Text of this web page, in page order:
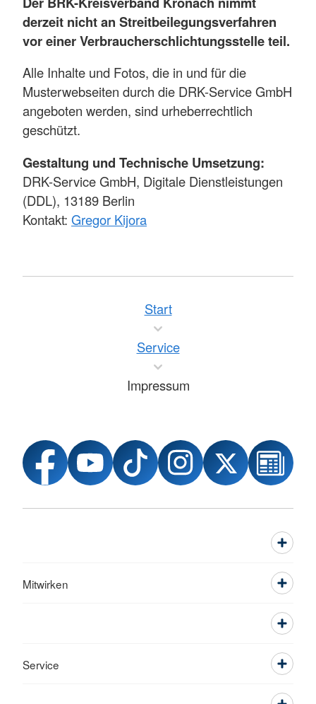
derzeit nicht an Streitbeilegungsverfahren
vor einer Verbraucherschlichtungsstelle teil.
Alle Inhalte und Fotos, die in und für die
Musterwebseiten durch die DRK-Service GmbH
angeboten werden, sind urheberrechtlich
geschützt.
Gestaltung und Technische Umsetzung:
DRK-Service GmbH, Digitale Dienstleistungen
(DDL), 13189 Berlin
Kontakt: Gregor Kijora
Start
Service
Impressum
Mitwirken
Service